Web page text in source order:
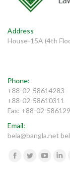
Address
House-15A (4th
Phone:
+88-02-58614283
+88-02-58610311
Fax: +88-02-
Email:
bela@bangla.net
Find us on: